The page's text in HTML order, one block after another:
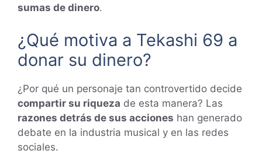
sumas de dinero.
¿Qué motiva a Tekashi 69 a
donar su dinero?
¿Por qué un personaje tan controvertido decide
compartir su riqueza de esta manera? Las
razones detrás de sus acciones han generado
debate en la industria musical y en las redes
sociales.